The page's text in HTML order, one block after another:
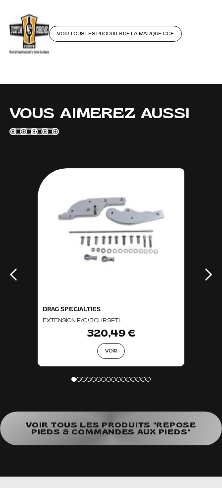
VOIR TOUS LES PRODUITS DE LA MARQUE CCE
VOUS AIMEREZ AUSSI
DRAG SPECIALTIES
EXTENSION F/C+3 CHR SFTL
320,49 €
VOIR
VOIR TOUS LES PRODUITS "REPOSE
PIEDS & COMMANDES AUX PIEDS"